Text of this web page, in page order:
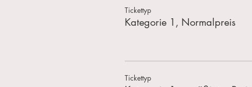
Tickettyp
Kategorie 1, Normalpreis
Tickettyp